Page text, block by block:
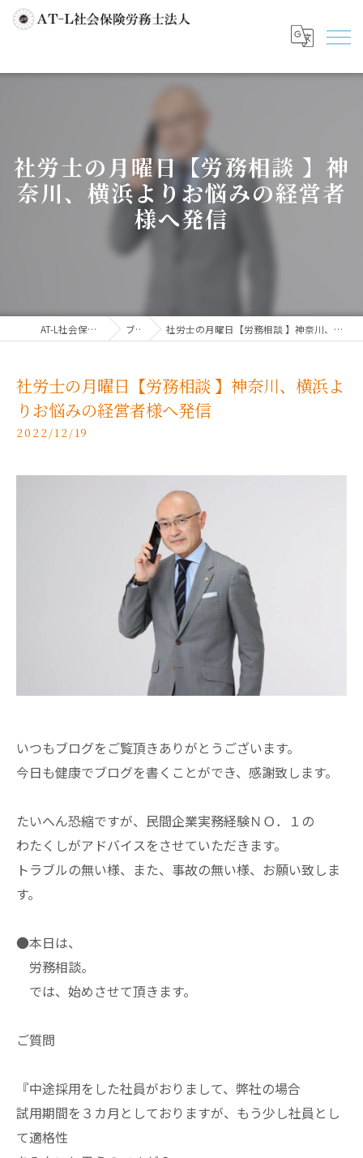
社労士の月曜日【労務相談 】神
奈川、横浜よりお悩みの経営者
様へ発信
AT-L社会保険労務士法人 ブログ 社労士の月曜日【労務相談 】神奈川、横浜よりお悩みの経営者様へ発信
社労士の月曜日【労務相談 】神奈川、横浜よ
りお悩みの経営者様へ発信
2022/12/19
いつもブログをご覧頂きありがとうございます。
今日も健康でブログを書くことができ、感謝致します。
たいへん恐縮ですが、民間企業実務経験ＮＯ．１の
わたくしがアドバイスをさせていただきます。
トラブルの無い様、また、事故の無い様、お願い致しま
す。
●本日は、
労務相談。
では、始めさせて頂きます。
ご質問
『中途採用をした社員がおりまして、弊社の場合
試用期間を３カ月としておりますが、もう少し社員とし
て適格性